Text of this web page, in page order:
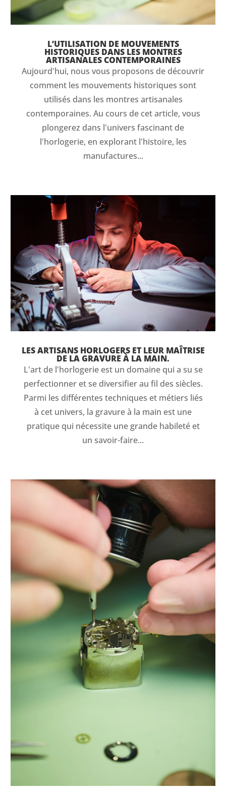
L’UTILISATION DE MOUVEMENTS
HISTORIQUES DANS LES MONTRES
ARTISANALES CONTEMPORAINES
Aujourd'hui, nous vous proposons de découvrir
comment les mouvements historiques sont
utilisés dans les montres artisanales
contemporaines. Au cours de cet article, vous
plongerez dans l'univers fascinant de
l'horlogerie, en explorant l'histoire, les
manufactures...
LES ARTISANS HORLOGERS ET LEUR MAÎTRISE
DE LA GRAVURE À LA MAIN.
L'art de l'horlogerie est un domaine qui a su se
perfectionner et se diversifier au fil des siècles.
Parmi les différentes techniques et métiers liés
à cet univers, la gravure à la main est une
pratique qui nécessite une grande habileté et
un savoir-faire...